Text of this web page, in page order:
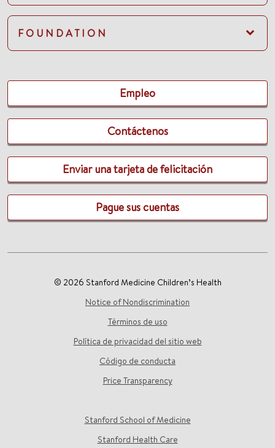
FOUNDATION
Empleo
Contáctenos
Enviar una tarjeta de felicitación
Pague sus cuentas
© 2026 Stanford Medicine Children’s Health
Notice of Nondiscrimination
Términos de uso
Política de privacidad del sitio web
Código de conducta
Price Transparency
Stanford School of Medicine
Stanford Health Care